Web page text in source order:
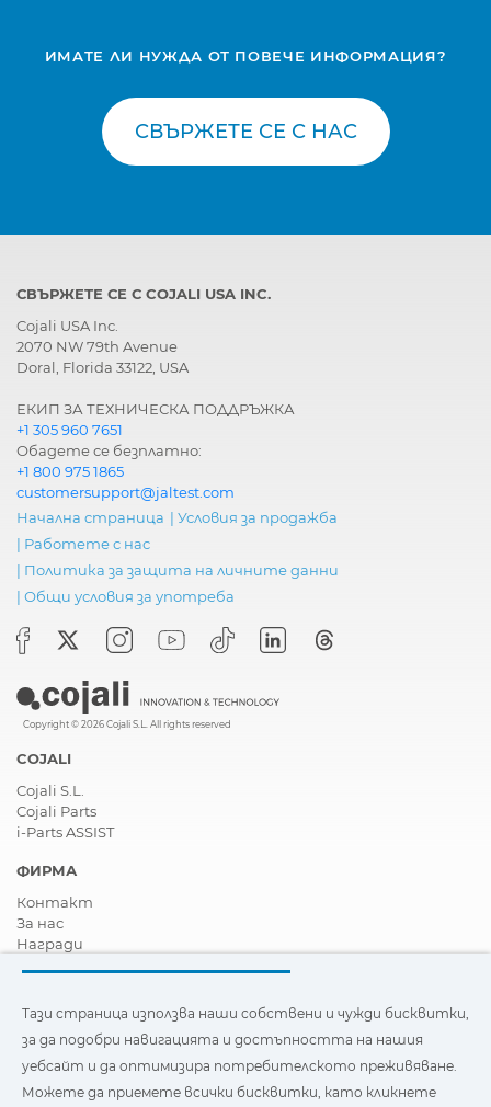
ИМАТЕ ЛИ НУЖДА ОТ ПОВЕЧЕ ИНФОРМАЦИЯ?
СВЪРЖЕТЕ СЕ С НАС
СВЪРЖЕТЕ СЕ С COJALI USA INC.
Cojali USA Inc.
2070 NW 79th Avenue
Doral, Florida 33122, USA
ЕКИП ЗА ТЕХНИЧЕСКА ПОДДРЪЖКА
+1 305 960 7651
Обадете се безплатно:
+1 800 975 1865
customersupport@jaltest.com
Начална страница | Условия за продажба
| Работете с нас
| Политика за защита на личните данни
| Общи условия за употреба
Copyright © 2026 Cojali S.L. All rights reserved
COJALI
Cojali S.L.
Cojali Parts
i-Parts ASSIST
ФИРМА
Контакт
За нас
Награди
Станете дистрибутор
Новини
Видеа
FAQ - Често задавани въпроси
Тази страница използва наши собствени и чужди бисквитки,
за да подобри навигацията и достъпността на нашия
уебсайт и да оптимизира потребителското преживяване.
Можете да приемете всички бисквитки, като кликнете